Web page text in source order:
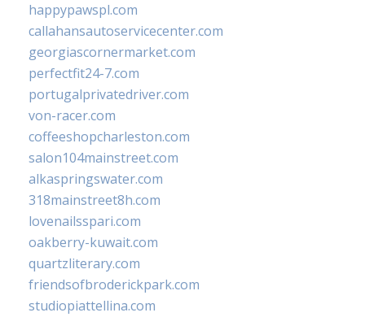
happypawspl.com
callahansautoservicecenter.com
georgiascornermarket.com
perfectfit24-7.com
portugalprivatedriver.com
von-racer.com
coffeeshopcharleston.com
salon104mainstreet.com
alkaspringswater.com
318mainstreet8h.com
lovenailsspari.com
oakberry-kuwait.com
quartzliterary.com
friendsofbroderickpark.com
studiopiattellina.com